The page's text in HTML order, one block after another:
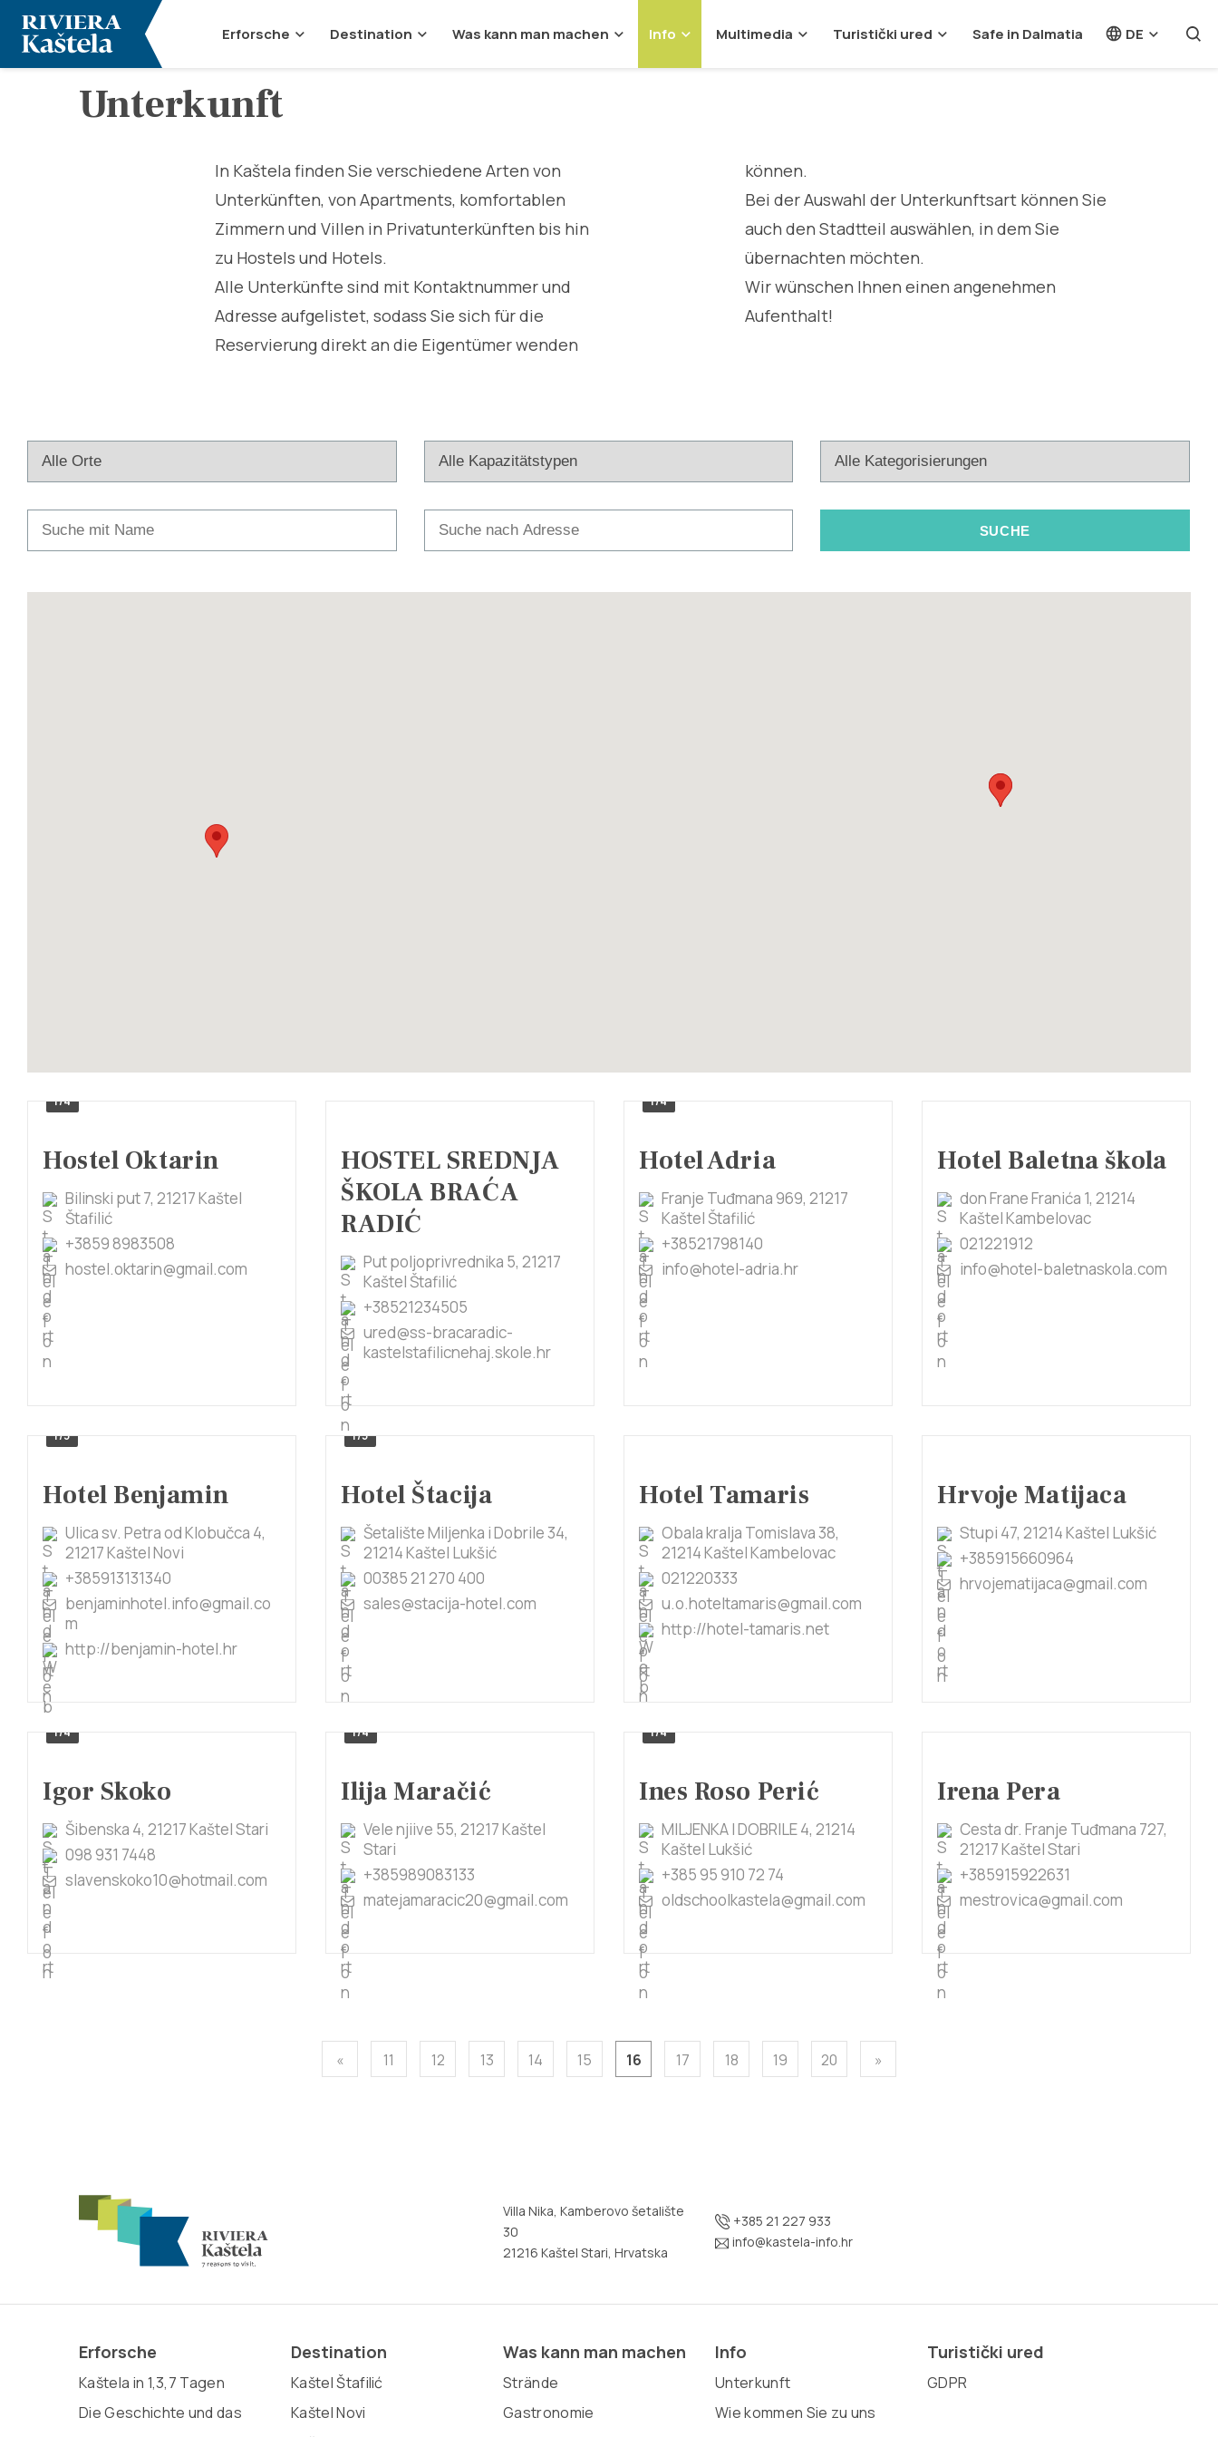
Erforsche Destination Was kann man machen Info Multimedia Turistički ured Safe in Dalmatia DE
Unterkunft
In Kaštela finden Sie verschiedene Arten von
Unterkünften, von Apartments, komfortablen
Zimmern und Villen in Privatunterkünften bis hin
zu Hostels und Hotels.
Alle Unterkünfte sind mit Kontaktnummer und
Adresse aufgelistet, sodass Sie sich für die
Reservierung direkt an die Eigentümer wenden
können.
Bei der Auswahl der Unterkunftsart können Sie
auch den Stadtteil auswählen, in dem Sie
übernachten möchten.
Wir wünschen Ihnen einen angenehmen
Aufenthalt!
1/4
Hostel Oktarin
Bilinski put 7, 21217 Kaštel
Štafilić
+3859 8983508
hostel.oktarin@gmail.com
HOSTEL SREDNJA
ŠKOLA BRAĆA
RADIĆ
Put poljoprivrednika 5, 21217
Kaštel Štafilić
+38521234505
ured@ss-bracaradic-
kastelstafilicnehaj.skole.hr
1/4
Hotel Adria
Franje Tuđmana 969, 21217
Kaštel Štafilić
+38521798140
info@hotel-adria.hr
Hotel Baletna škola
don Frane Franića 1, 21214
Kaštel Kambelovac
021221912
info@hotel-baletnaskola.com
1/3
Hotel Benjamin
Ulica sv. Petra od Klobučca 4,
21217 Kaštel Novi
+385913131340
benjaminhotel.info@gmail.co
m
http://benjamin-hotel.hr
1/5
Hotel Štacija
Šetalište Miljenka i Dobrile 34,
21214 Kaštel Lukšić
00385 21 270 400
sales@stacija-hotel.com
Hotel Tamaris
Obala kralja Tomislava 38,
21214 Kaštel Kambelovac
021220333
u.o.hoteltamaris@gmail.com
http://hotel-tamaris.net
Hrvoje Matijaca
Stupi 47, 21214 Kaštel Lukšić
+385915660964
hrvojematijaca@gmail.com
1/4
Igor Skoko
Šibenska 4, 21217 Kaštel Stari
098 931 7448
slavenskoko10@hotmail.com
1/4
Ilija Maračić
Vele njiive 55, 21217 Kaštel
Stari
+385989083133
matejamaracic20@gmail.com
1/4
Ines Roso Perić
MILJENKA I DOBRILE 4, 21214
Kaštel Lukšić
+385 95 910 72 74
oldschoolkastela@gmail.com
Irena Pera
Cesta dr. Franje Tuđmana 727,
21217 Kaštel Stari
+385915922631
mestrovica@gmail.com
« 11 12 13 14 15 16 17 18 19 20 »
Villa Nika, Kamberovo šetalište
30
21216 Kaštel Stari, Hrvatska
+385 21 227 933
info@kastela-info.hr
Erforsche
Kaštela in 1,3,7 Tagen
Die Geschichte und das
Destination
Kaštel Štafilić
Kaštel Novi
Was kann man machen
Strände
Gastronomie
Info
Unterkunft
Wie kommen Sie zu uns
Turistički ured
GDPR